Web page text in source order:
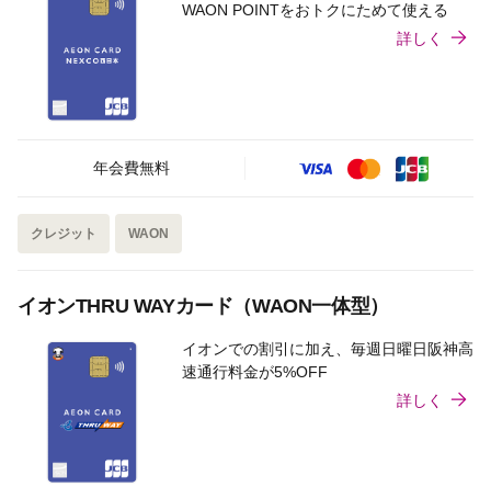
WAON POINTをおトクにためて使える
詳しく
年会費無料
クレジット WAON
イオンTHRU WAYカード（WAON一体型）
イオンでの割引に加え、毎週日曜日阪神高
速通行料金が5%OFF
詳しく